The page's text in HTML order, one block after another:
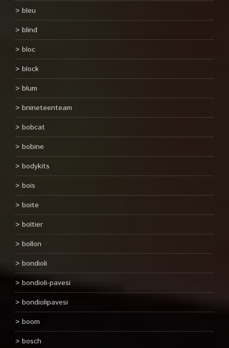
bleu
blind
bloc
block
blum
bnineteenteam
bobcat
bobine
bodykits
bois
boite
boîtier
bollon
bondioli
bondioli-pavesi
bondiolipavesi
boom
bosch